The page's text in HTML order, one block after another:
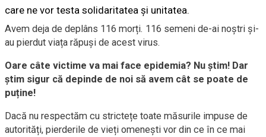
care ne vor testa solidaritatea și unitatea.
Avem deja de deplâns 116 morți. 116 semeni de-ai noștri și-
au pierdut viața răpuși de acest virus.
Oare câte victime va mai face epidemia? Nu știm! Dar
știm sigur că depinde de noi să avem cât se poate de
puține!
Dacă nu respectăm cu strictețe toate măsurile impuse de
autorități, pierderile de vieți omenești vor din ce în ce mai